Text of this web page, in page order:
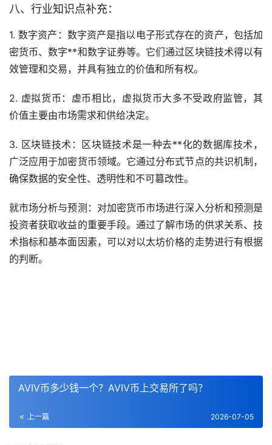
八、行业知识点补充：
1. 数字资产：数字资产是指以电子形式存在的资产，包括加
密货币、数字**和数字证券等。它们通过区块链技术得以有
效管理和交易，并具有独立的价值和所有权。
2. 虚拟货币 ：虚币相比，虚拟货币大多不受政府监管，其
价值主要由市场需求和供给决定。
3. 区块链技术：区块链技术是一种去**化的数据库技术，
广泛应用于加密货币领域。它通过分布式节点的共识机制，
确保数据的安全性、透明性和不可篡改性。
就市场分析与预测：对加密货币市场进行深入分析和预测是
投资者获取收益的重要手段。通过了解市场的供求关系、技
术指标和基本面因素，可以对以太坊价格的走势进行有根据
的判断。
AVIV币多少钱一个？AVIV币上交易所了吗？
上一篇 2026-07-05